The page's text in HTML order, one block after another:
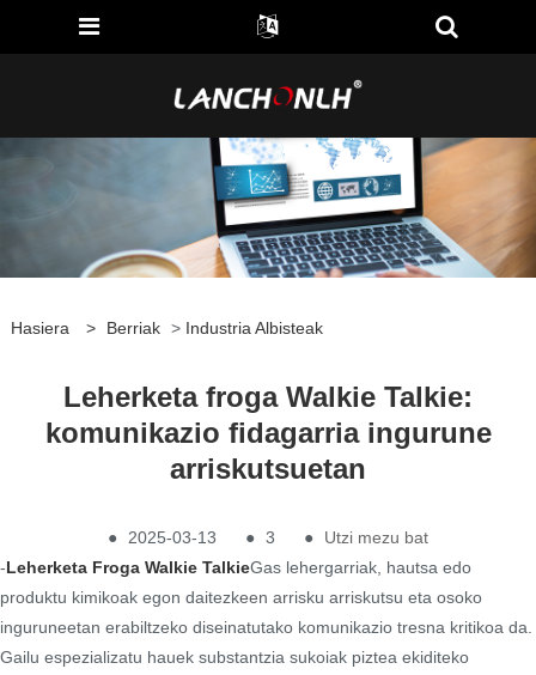
Hasiera > Berriak > Industria Albisteak
Leherketa froga Walkie Talkie:
komunikazio fidagarria ingurune
arriskutsuetan
● 2025-03-13 ● 3 ●
Utzi mezu bat
-Leherketa Froga Walkie TalkieGas lehergarriak, hautsa edo
produktu kimikoak egon daitezkeen arrisku arriskutsu eta osoko
inguruneetan erabiltzeko diseinatutako komunikazio tresna kritikoa da.
Gailu espezializatu hauek substantzia sukoiak piztea ekiditeko